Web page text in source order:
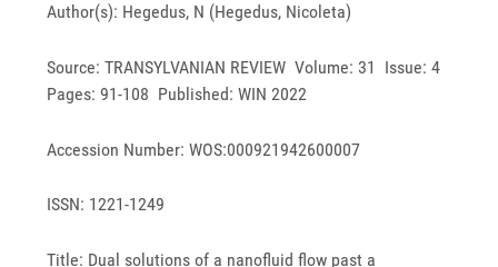
Author(s): Hegedus, N (Hegedus, Nicoleta)
Source: TRANSYLVANIAN REVIEW Volume: 31 Issue: 4
Pages: 91-108 Published: WIN 2022
Accession Number: WOS:000921942600007
ISSN: 1221-1249
Title: Dual solutions of a nanofluid flow past a